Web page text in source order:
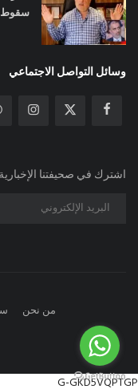
وسائل التواصل الاجتماعي
اشترك في صحيفتنا الإخبارية
من نحن
G-GKD5VQPTGP